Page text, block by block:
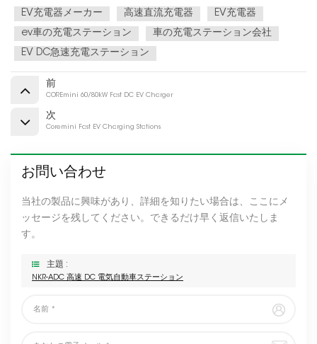
EV充電器メーカー
高速直流充電器
EV充電器
ev車の充電ステーション
車の充電ステーション会社
EV DC急速充電ステーション
前
COREmini 60/80kW Fast DC EV Charger
次
Coremini Fast EV Charging Stations
お問い合わせ
当社の製品に興味があり、詳細を知りたい場合は、ここにメ
ッセージを残してください。できるだけ早く返信いたしま
す。
主題 :
NKR-ADC 高速 DC 電気自動車ステーション